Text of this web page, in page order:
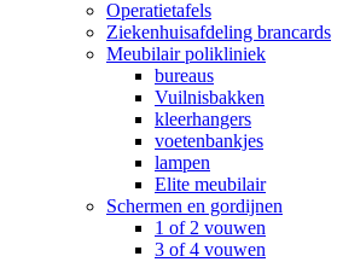
Operatietafels
Ziekenhuisafdeling brancards
Meubilair polikliniek
bureaus
Vuilnisbakken
kleerhangers
voetenbankjes
lampen
Elite meubilair
Schermen en gordijnen
1 of 2 vouwen
3 of 4 vouwen